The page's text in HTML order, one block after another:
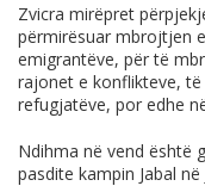
Zvicra mirëpret
përmirësuar mbrojtjen
emigrantëve, për të
rajonet e konflikteve,
refugjatëve, por edhe
Ndihma në vend është
pasdite kampin Jabal